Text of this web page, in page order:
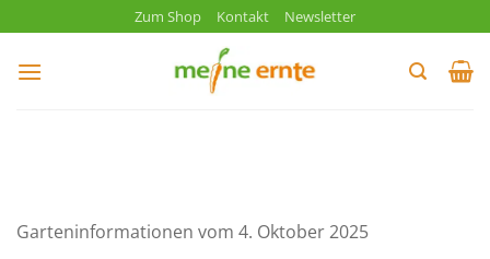
Inhalt
springen
Zum Shop Kontakt Newsletter
Garteninformationen vom 4. Oktober 2025